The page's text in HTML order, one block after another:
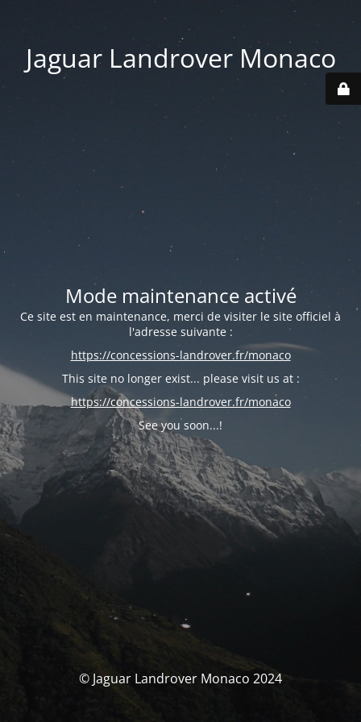
Jaguar Landrover Monaco
Mode maintenance activé
Ce site est en maintenance, merci de visiter le site officiel à
l'adresse suivante :
https://concessions-landrover.fr/monaco
This site no longer exist... please visit us at :
https://concessions-landrover.fr/monaco
See you soon...!
© Jaguar Landrover Monaco 2024